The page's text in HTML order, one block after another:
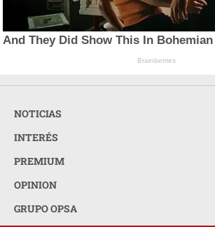
And They Did Show This In
Brainberries
NOTICIAS
INTERÉS
PREMIUM
OPINION
GRUPO OPSA